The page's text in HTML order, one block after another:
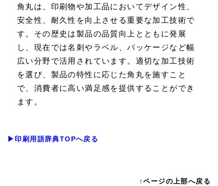
角丸は、印刷物や加工品においてデザイン性、
安全性、耐久性を向上させる重要な加工技術で
す。その歴史は製品の品質向上とともに発展
し、現在では名刺やラベル、パッケージなど幅
広い分野で活用されています。適切な加工技術
を選び、製品の特性に応じた角丸を施すこと
で、消費者に高い満足感を提供することができ
ます。
▶印刷用語辞典TOPへ戻る
↑ページの上部へ戻る